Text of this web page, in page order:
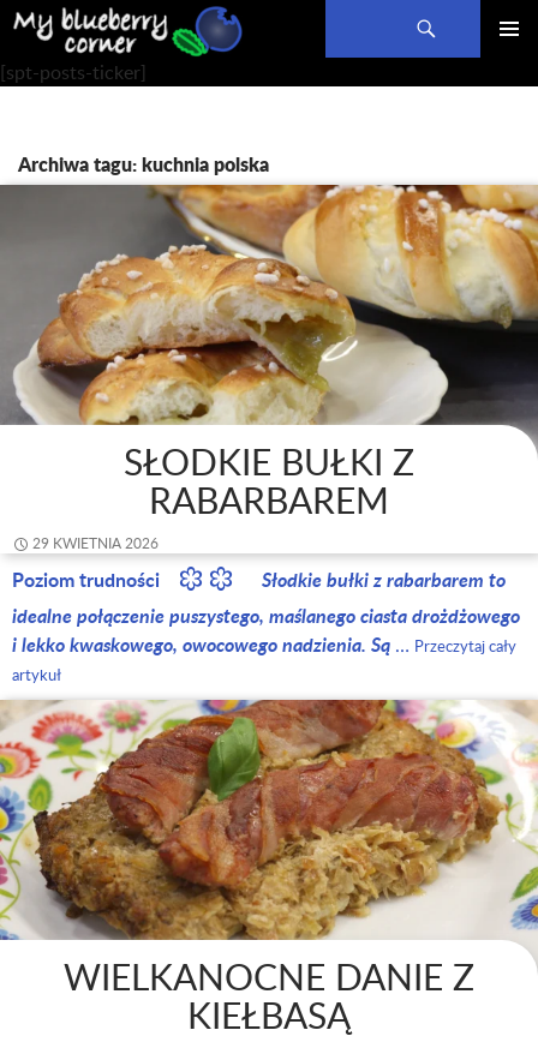
Szukaj
PRZEJDŹ
DO
[spt-posts-ticker]
Archiwa tagu: kuchnia polska
SŁODKIE BUŁKI Z
RABARBAREM
29 KWIETNIA 2026
Poziom trudności
Słodkie bułki z rabarbarem to
idealne połączenie puszystego, maślanego ciasta drożdżowego
i lekko kwaskowego, owocowego nadzienia. Są … Przeczytaj cały
artykuł
WIELKANOCNE DANIE Z
KIEŁBASĄ